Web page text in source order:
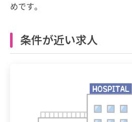
めです。
条件が近い求人